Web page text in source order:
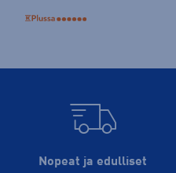
Nopeat ja edulliset